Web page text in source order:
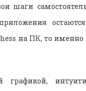
шаги
на ПК, то
графикой,